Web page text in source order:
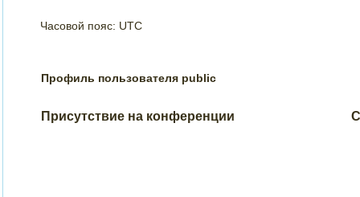
Часовой пояс: UTC
Профиль пользователя public
Присутствие на конференции